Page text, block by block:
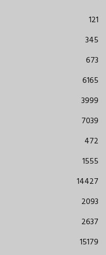
121
345
673
6165
3999
7039
472
1555
14427
2093
2637
15179